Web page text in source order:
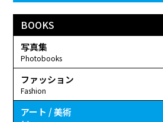
BOOKS
写真集
Photobooks
ファッション
Fashion
アート / 美術